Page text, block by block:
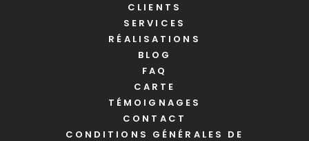
CLIENTS
SERVICES
RÉALISATIONS
BLOG
FAQ
CARTE
TÉMOIGNAGES
CONTACT
CONDITIONS GÉNÉRALES DE